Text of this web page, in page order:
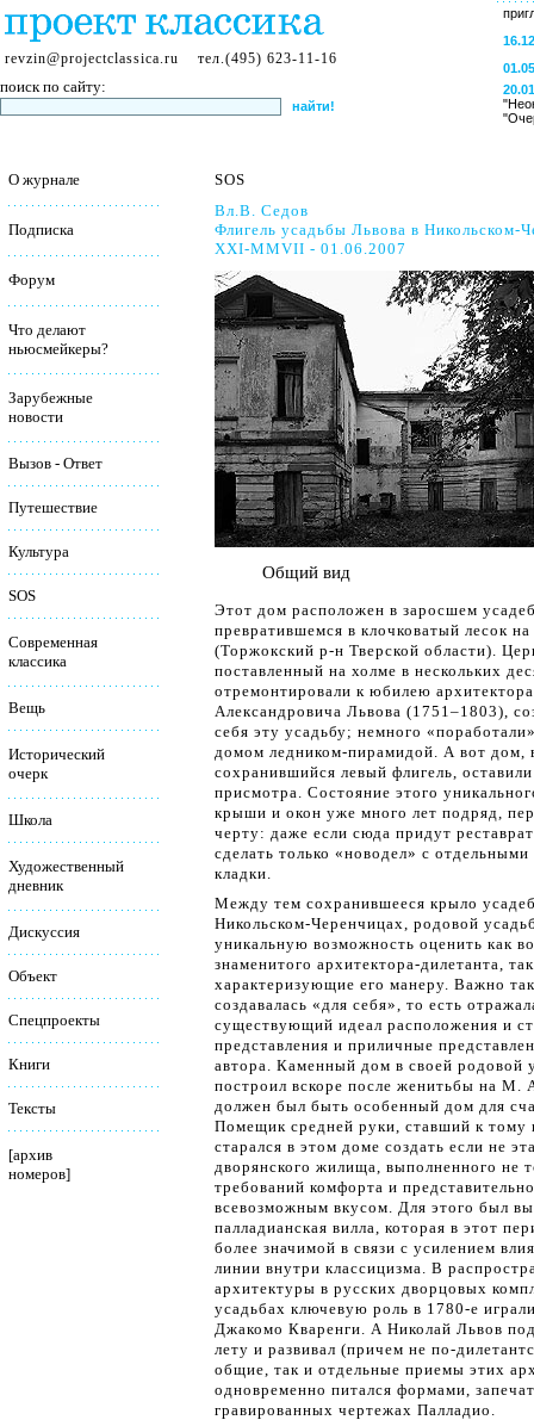
revzin@projectclassica.ru тел.(495) 623-11-16
поиск по сайту:
О журнале
Подписка
Форум
Что делают
ньюсмейкеры?
Зарубежные
новости
Вызов - Ответ
Путешествие
Культура
SOS
Современная
классика
Вещь
Исторический
очерк
Школа
Художественный
дневник
Дискуссия
Объект
Спецпроекты
Книги
Тексты
[архив
номеров]
SOS
Вл.В. Седов
Флигель усадьбы Львова в Никольском-
XXI-MMVII - 01.06.2007
Общий вид
Этот дом расположен в заросшем
превратившемся в клочковатый лесок на
(Торжокский р-н Тверской области).
поставленный на холме в нескольких
отремонтировали к юбилею
Александровича Львова (1751–1803),
себя эту усадьбу; немного
домом ледником-пирамидой. А вот дом,
сохранившийся левый флигель,
присмотра. Состояние этого
крыши и окон уже много лет подряд,
черту: даже если сюда придут
сделать только «новодел» с
кладки.
Между тем сохранившееся крыло
Никольском-Черенчицах, родовой
уникальную возможность оценить как
знаменитого архитектора-дилетанта,
характеризующие его манеру. Важно
создавалась «для себя», то есть
существующий идеал расположения и
представления и приличные
автора. Каменный дом в своей родовой
построил вскоре после женитьбы на М.
должен был быть особенный дом для
Помещик средней руки, ставший к тому
старался в этом доме создать если не
дворянского жилища, выполненного не
требований комфорта и
всевозможным вкусом. Для этого был
палладианская вилла, которая в этот
более значимой в связи с усилением
линии внутри классицизма. В
архитектуры в русских дворцовых
усадьбах ключевую роль в 1780-е
Джакомо Кваренги. А Николай Львов
лету и развивал (причем не по-
общие, так и отдельные приемы этих
одновременно питался формами,
гравированных чертежах Палладио.